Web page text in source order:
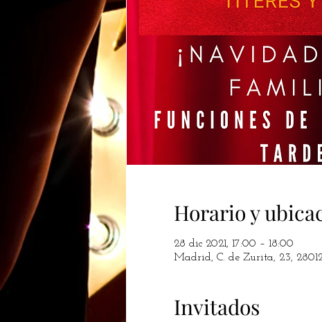
Horario y
28 dic 2021, 17:00 – 18:00
Madrid, C. de Zurita, 23,
Invitados